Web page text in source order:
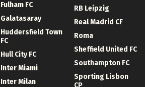
Fulham FC
Galatasaray
Huddersfield Town
FC
Hull City FC
Inter Miami
Inter Milan
RB Leipzig
Real Madrid CF
Roma
Sheffield United FC
Southampton FC
Sporting Lisbon